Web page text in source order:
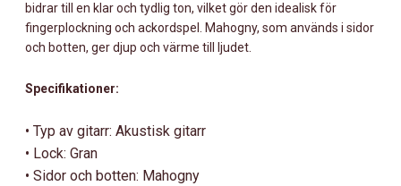
bidrar till en klar och tydlig ton, vilket gör den idealisk för
fingerplockning och ackordspel. Mahogny, som används i sidor
och botten, ger djup och värme till ljudet.
Specifikationer:
• Typ av gitarr: Akustisk gitarr
• Lock: Gran
• Sidor och botten: Mahogny